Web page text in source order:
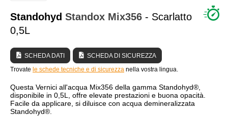
Standohyd Standox Mix356 - Scarlatto
0,5L
SCHEDA DATI
SCHEDA DI SICUREZZA
Trovate le schede tecniche e di sicurezza nella vostra lingua.
Questa Vernici all'acqua Mix356 della gamma Standohyd®,
disponibile in 0,5L, offre elevate prestazioni e buona opacità.
Facile da applicare, si diluisce con acqua demineralizzata
Standohyd®.